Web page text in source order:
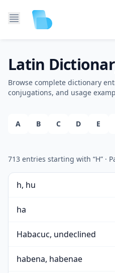
Latin
Browse complete dictionary
conjugations, and usage
A B C D E
713 entries starting with “H” ·
h, hu
ha
Habacuc, undeclined
habena, habenae